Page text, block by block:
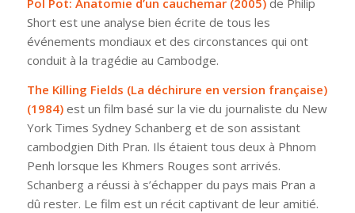
Pol Pot: Anatomie d’un cauchemar (2005)de Philip
Short est une analyse bien écrite de tous les
événements mondiaux et des circonstances qui ont
conduit à la tragédie au Cambodge.
The Killing Fields (La déchirure en version française)
(1984)est un film basé sur la vie du journaliste du New
York Times Sydney Schanberg et de son assistant
cambodgien Dith Pran. Ils étaient tous deux à Phnom
Penh lorsque les Khmers Rouges sont arrivés.
Schanberg a réussi à s’échapper du pays mais Pran a
dû rester. Le film est un récit captivant de leur amitié.